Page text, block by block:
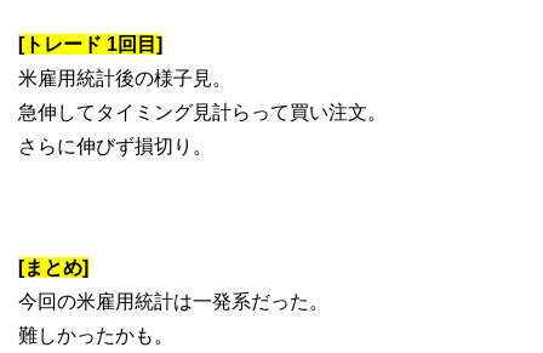
[トレード 1回目]
米雇用統計後の様子見。
急伸してタイミング見計らって買い注文。
さらに伸びず損切り。
[まとめ]
今回の米雇用統計は一発系だった。
難しかったかも。